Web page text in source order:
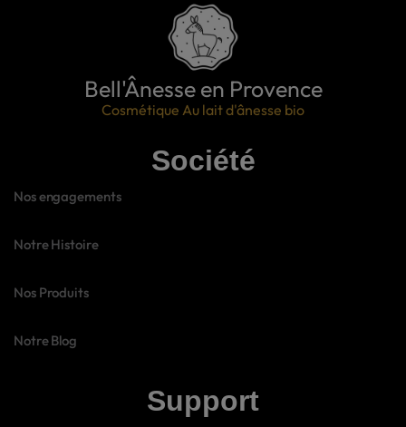
Bell'Ânesse en Provence
Cosmétique Au lait d'ânesse bio
Société
Nos engagements
Notre Histoire
Nos Produits
Notre Blog
Support